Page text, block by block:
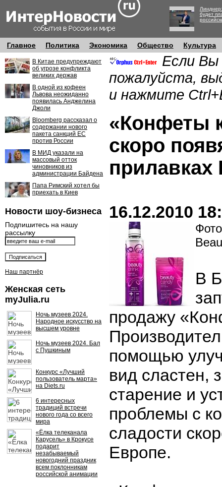
будет
Главное Политика Экономика Общество Культура
В Китае предупреждают
об угрозе конфликта
великих держав
В одной из кофеен
Львова неожиданно
появилась Анджелина
Джоли
Bloomberg рассказал о
содержании нового
пакета санкций ЕС
против России
В МИД указали на
массовый отток
чиновников из
администрации Байдена
Папа Римский хотел бы
приехать в Киев
Новости шоу-бизнеса
Подпишитесь на нашу
рассылку
Наш партнёр
Женская сеть
myJulia.ru
Ночь музеев 2024.
Народное искусство на
высшем уровне
Ночь музеев 2024. Бал
с Пушкиным
Конкурс «Лучший
пользователь марта»
на Diets.ru
6 интересных
традиций встречи
нового года со всего
мира
«Ёлка телеканала
Карусель» в Крокусе
подарит
незабываемый
новогодний праздник
всем поклонникам
российской анимации
Если Вы
пожалуйста,
и нажмите
«Конфеты
скоро
16.12.2010
В
продажу
помощью
вид сластен,
старение и
проблемы с
сладости
Европе.